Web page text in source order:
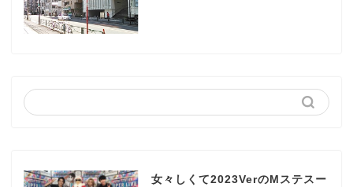
女々しくて2023VerのMステスー